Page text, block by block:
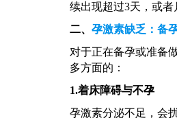
续出现超过3天，或者
二、 孕激素缺乏：备
对于正在备孕或准备
多方面的：
1.着床障碍与不孕
孕激素分泌不足，会